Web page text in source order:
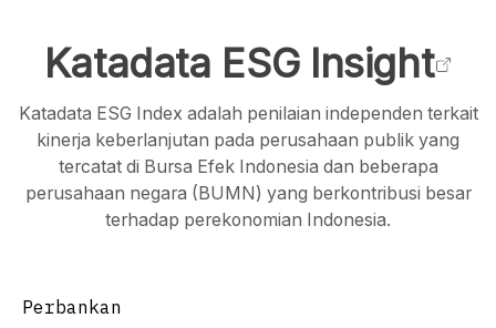
Katadata ESG Insight
Katadata ESG Index adalah penilaian independen terkait
kinerja keberlanjutan pada perusahaan publik yang
tercatat di Bursa Efek Indonesia dan beberapa
perusahaan negara (BUMN) yang berkontribusi besar
terhadap perekonomian Indonesia.